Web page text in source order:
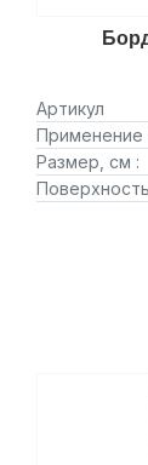
Артикул
Применение
Размер, см :